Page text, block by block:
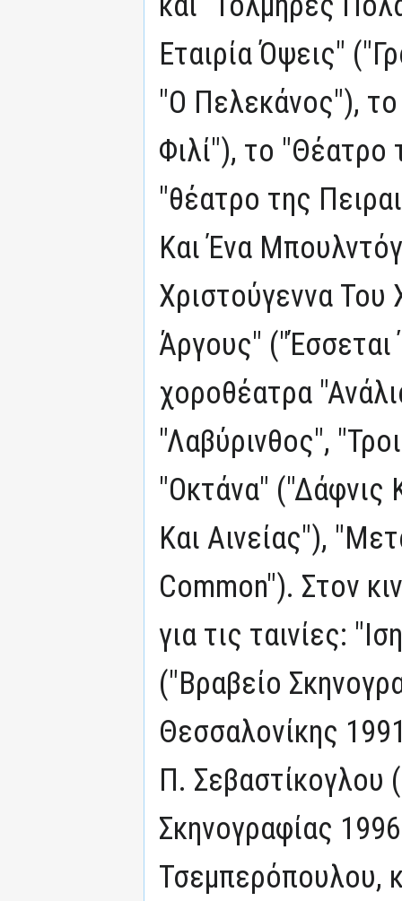
Εταιρία Όψεις"
"Ο Πελεκάνος"),
Φιλί"), το
"θέατρο της
Και Ένα
Χριστούγεννα
Άργους"
χοροθέατρα
"Λαβύρινθος",
"Οκτάνα" ("Δάφνις
Και Αινείας"),
Common"). Στον
για τις ταινίες:
("Βραβείο
Θεσσαλονίκης
Π. Σεβαστίκογλου
Σκηνογραφίας
Τσεμπερόπουλου,